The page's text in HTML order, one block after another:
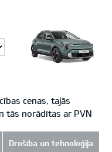
cenas, tajās
tās norādītas ar PVN
Drošība un tehnoloģija